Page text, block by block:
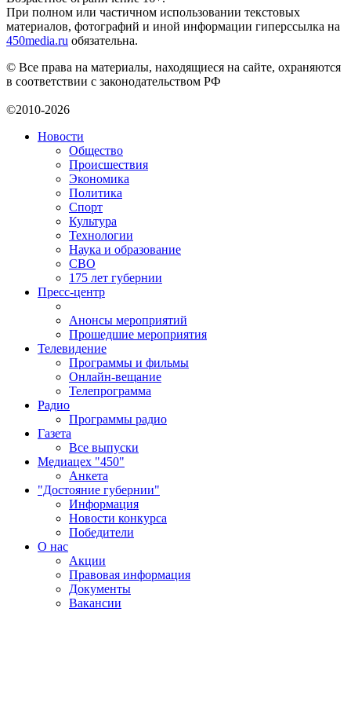
При полном или частичном использовании текстовых
материалов, фотографий и иной информации гиперссылка на
450media.ru обязательна.
© Все права на материалы, находящиеся на сайте, охраняются
в соответствии с законодательством РФ
©2010-2026
Новости
Общество
Происшествия
Экономика
Политика
Спорт
Культура
Технологии
Наука и образование
СВО
175 лет губернии
Пресс-центр
Анонсы мероприятий
Прошедшие мероприятия
Телевидение
Программы и фильмы
Онлайн-вещание
Телепрограмма
Радио
Программы радио
Газета
Все выпуски
Медиацех "450"
Анкета
"Достояние губернии"
Информация
Новости конкурса
Победители
О нас
Акции
Правовая информация
Документы
Вакансии